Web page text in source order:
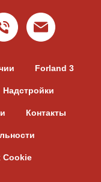
Forland 3
Надстройки
Контакты
Cookie